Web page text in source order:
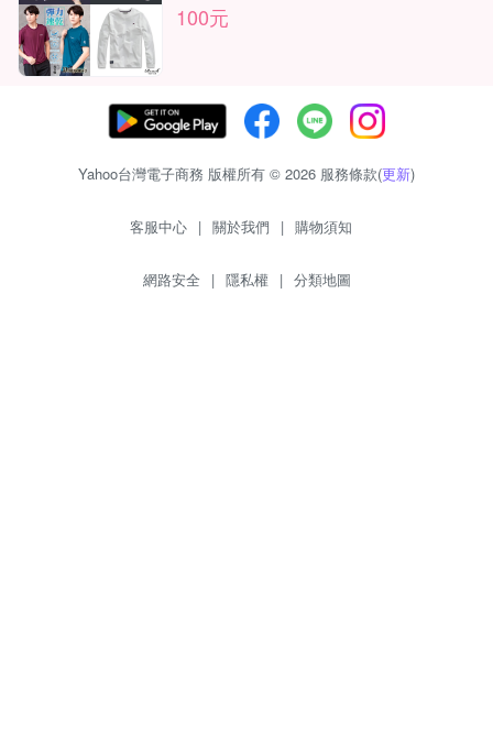
100元
Yahoo台灣電子商務 版權所有 © 2026 服務條款(更新)
客服中心 | 關於我們 | 購物須知
網路安全 | 隱私權 | 分類地圖